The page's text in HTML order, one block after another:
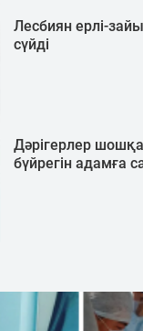
Лесбиян ерлі-
сүйді
Дәрігерлер
бүйрегін адамға